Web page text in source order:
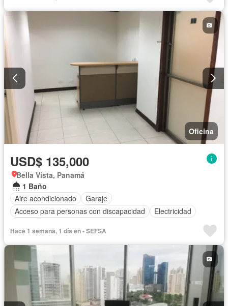
Oficina
USD$ 135,000
Bella Vista, Panamá
1 Baño
Aire acondicionado
Garaje
Acceso para personas con discapacidad
Electricidad
Hace 1 semana, 1 día en - SEFSA